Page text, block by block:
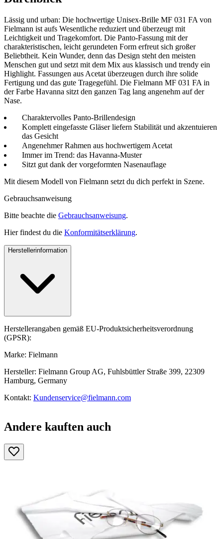
Lässig und urban: Die hochwertige Unisex-Brille MF 031 FA von
Fielmann ist aufs Wesentliche reduziert und überzeugt mit
Leichtigkeit und Tragekomfort. Die Panto-Fassung mit der
charakteristischen, leicht gerundeten Form erfreut sich großer
Beliebtheit. Kein Wunder, denn das Design steht den meisten
Menschen gut und setzt mit dem Mix aus klassisch und trendy ein
Highlight. Fassungen aus Acetat überzeugen durch ihre solide
Fertigung und das gute Tragegefühl. Die Fielmann MF 031 FA in
der Farbe Havanna sitzt den ganzen Tag lang angenehm auf der
Nase.
Charaktervolles Panto-Brillendesign
Komplett eingefasste Gläser liefern Stabilität und akzentuieren
das Gesicht
Angenehmer Rahmen aus hochwertigem Acetat
Immer im Trend: das Havanna-Muster
Sitzt gut dank der vorgeformten Nasenauflage
Mit diesem Modell von Fielmann setzt du dich perfekt in Szene.
Gebrauchsanweisung
Bitte beachte die Gebrauchsanweisung.
Hier findest du die Konformitätserklärung.
Herstellerinformation
Herstellerangaben gemäß EU-Produktsicherheitsverordnung
(GPSR):
Marke: Fielmann
Hersteller: Fielmann Group AG, Fuhlsbüttler Straße 399, 22309
Hamburg, Germany
Kontakt: Kundenservice@fielmann.com
Andere kauften auch